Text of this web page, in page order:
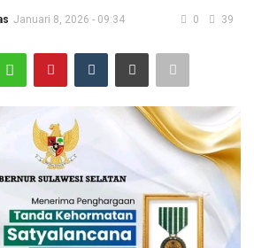
Januari 8, 2026 - 09:34 0 39